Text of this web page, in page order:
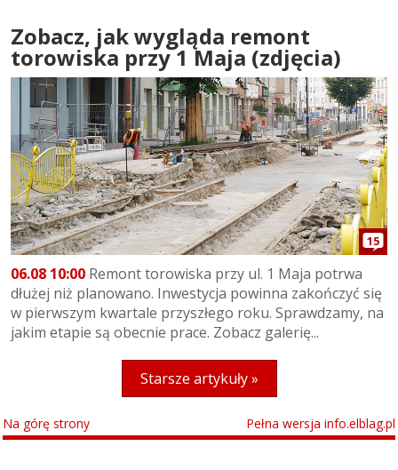
Zobacz, jak wygląda remont
torowiska przy 1 Maja (zdjęcia)
15
06.08 10:00 Remont torowiska przy ul. 1 Maja potrwa
dłużej niż planowano. Inwestycja powinna zakończyć się
w pierwszym kwartale przyszłego roku. Sprawdzamy, na
jakim etapie są obecnie prace. Zobacz galerię...
Starsze artykuły »
Na górę strony Pełna wersja info.elblag.pl